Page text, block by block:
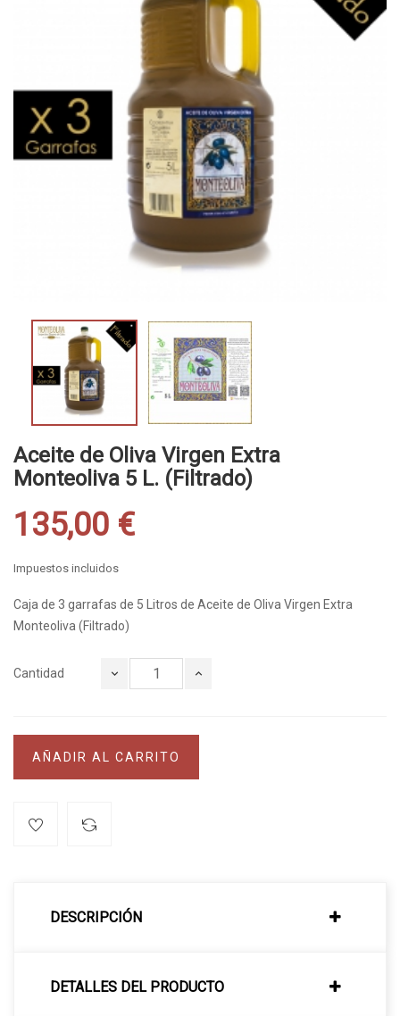
Aceite de Oliva Virgen Extra
Monteoliva 5 L. (Filtrado)
135,00 €
Impuestos incluidos
Caja de 3 garrafas de 5 Litros de Aceite de Oliva Virgen Extra
Monteoliva (Filtrado)
Cantidad
AÑADIR AL CARRITO
DESCRIPCIÓN
DETALLES DEL PRODUCTO